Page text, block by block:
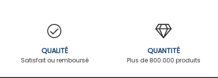
QUALITÉ
Satisfait ou remboursé
QUANTITÉ
Plus de 800.000 produits